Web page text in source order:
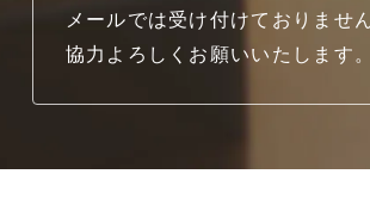
メールでは受け付けておりませ
協力よろしくお願いいたします。